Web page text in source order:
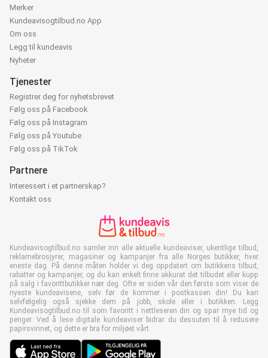
Merker
Kundeavisogtilbud.no App
Om oss
Legg til kundeavis
Nyheter
Tjenester
Registrer deg for nyhetsbrevet
Følg oss på Facebook
Følg oss på Instagram
Følg oss på Youtube
Følg oss på TikTok
Partnere
Interessert i et partnerskap?
Kontakt oss
Kundeavisogtilbud.no samler inn alle aktuelle kundeaviser, ukentlige tilbud,
reklamebrosjyrer, magasiner og kampanjer fra alle Norges butikker, hver
eneste dag. På denne måten holder vi deg oppdatert om butikkens tilbud,
rabatter og kampanjer, og du kan enkelt finne akkurat det tilbudet eller kupp
på salg i favorittbutikker nær deg. Ofte er siden vår den første som viser de
nyeste kundeavisene, selv før de kommer i postkassen din! Du kan
selvfølgelig også sjekke dem på jobb, skole eller i butikken. Legg
Kundeavisogtilbud.no til som favoritt i nettleseren din og spar mye tid og
penger. Ved å lese digitale kundeaviser bidrar du dessuten til å redusere
papirsvinnet, og dette er bra for miljøet vårt.